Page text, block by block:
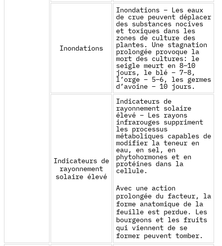
Inondations
Inondations – Les eaux
de crue peuvent déplacer
des substances nocives
et toxiques dans les
zones de culture des
plantes. Une stagnation
prolongée provoque la
mort des cultures: le
seigle meurt en 8–10
jours, le blé – 7–8,
l’orge – 5–6, les germes
d’avoine – 10 jours.
Indicateurs de
rayonnement
solaire élevé
Indicateurs de
rayonnement solaire
élevé – Les rayons
infrarouges suppriment
les processus
métaboliques capables de
modifier la teneur en
eau, en sel, en
phytohormones et en
protéines dans la
cellule.
Avec une action
prolongée du facteur, la
forme anatomique de la
feuille est perdue. Les
bourgeons et les fruits
qui viennent de se
former peuvent tomber.